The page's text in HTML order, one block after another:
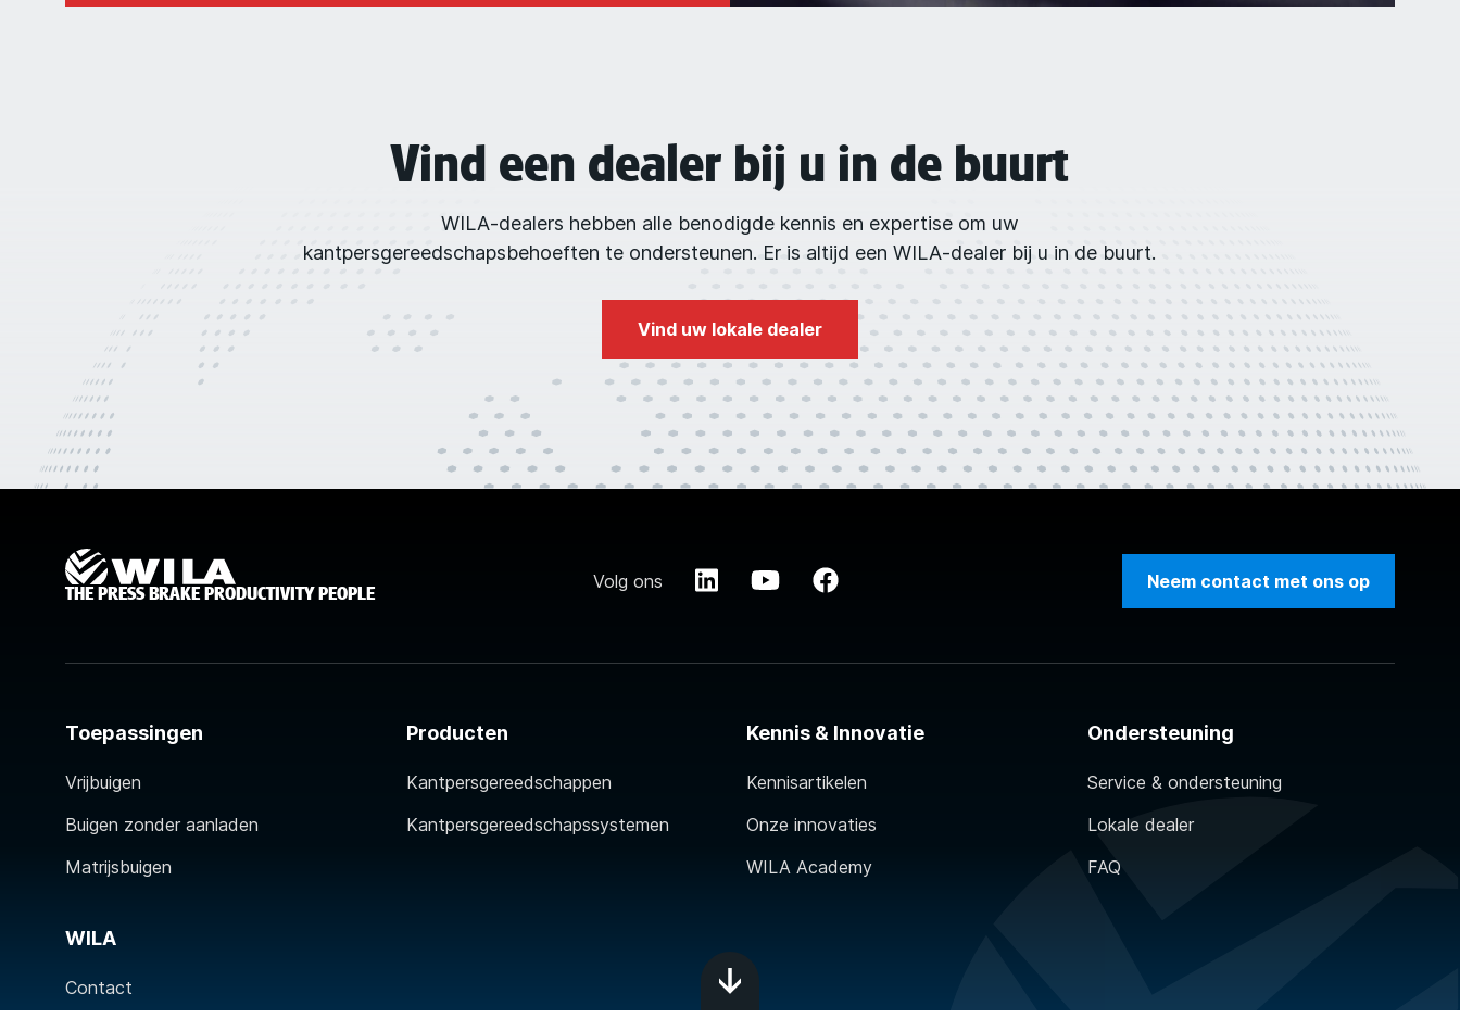
Vind een dealer bij u in de buurt
WILA-dealers hebben alle benodigde kennis en expertise om uw
kantpersgereedschapsbehoeften te ondersteunen. Er is altijd een WILA-dealer bij u in de buurt.
Vind uw lokale dealer
THE PRESS BRAKE PRODUCTIVITY PEOPLE
Volg ons Neem contact met ons op
Toepassingen
Vrijbuigen
Buigen zonder aanladen
Matrijsbuigen
Producten
Kantpersgereedschappen
Kantpersgereedschapssystemen
Kennis & Innovatie
Kennisartikelen
Onze innovaties
WILA Academy
Ondersteuning
Service & ondersteuning
Lokale dealer
FAQ
WILA
Contact